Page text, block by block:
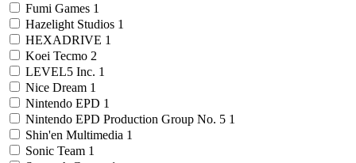
Fumi Games 1
Hazelight Studios 1
HEXADRIVE 1
Koei Tecmo 2
LEVEL5 Inc. 1
Nice Dream 1
Nintendo EPD 1
Nintendo EPD Production Group No. 5 1
Shin'en Multimedia 1
Sonic Team 1